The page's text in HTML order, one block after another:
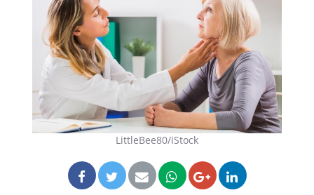
LittleBee80/iStock